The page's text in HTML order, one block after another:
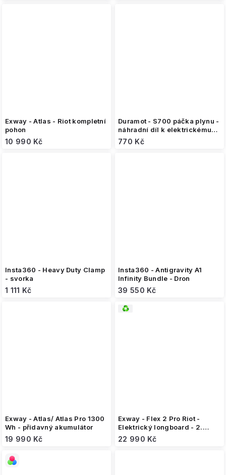
Exway - Atlas - Riot kompletní
pohon
10 990 Kč
Duramot - S700 páčka plynu -
náhradní díl k elektrickému
kolečku
770 Kč
Insta360 - Heavy Duty Clamp
- svorka
1 111 Kč
Insta360 - Antigravity A1
Infinity Bundle - Dron
39 550 Kč
Exway - Atlas/ Atlas Pro 1300
Wh - přídavný akumulátor
19 990 Kč
Exway - Flex 2 Pro Riot -
Elektrický longboard - 2.
jakost
22 990 Kč